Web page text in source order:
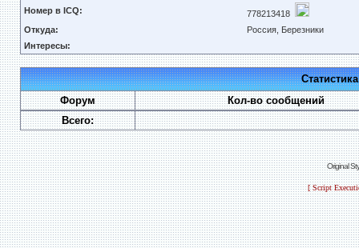
Номер в ICQ:
778213418
Откуда:
Россия, Березники
Интересы:
Форум
Кол-во сообщений
Всего:
Original
[ Script